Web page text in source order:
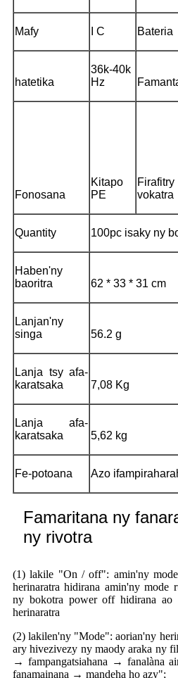
Mafy I C Bateria
hatetika
36k-40k
Hz
Fonosana
Kitapo
PE
vokatra
Quantity 100pc isaky ny
Haben'ny
baoritra
62 * 33 * 31 cm
Lanjan'ny
singa
56.2 g
Lanja tsy afa-
karatsaka
7,08 Kg
Lanja afa-
karatsaka
5,62 kg
Fe-potoana Azo
Famaritana ny
ny rivotra
(1) lakile "On / off": amin'ny
herinaratra hidirana amin'ny mode
ny bokotra power off hidirana ao
herinaratra
(2) lakilen'ny "Mode": aorian'ny
ary hivezivezy ny maody araka ny
→ fampangatsiahana → fanalàna
fanamainana → mandeha ho azy";